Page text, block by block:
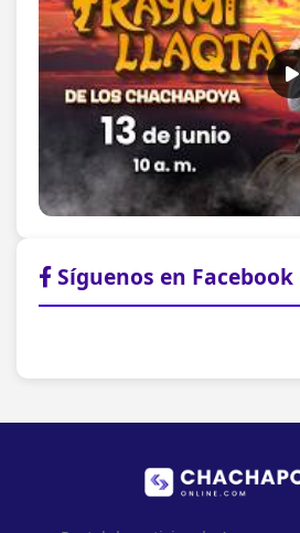
Síguenos en Facebook